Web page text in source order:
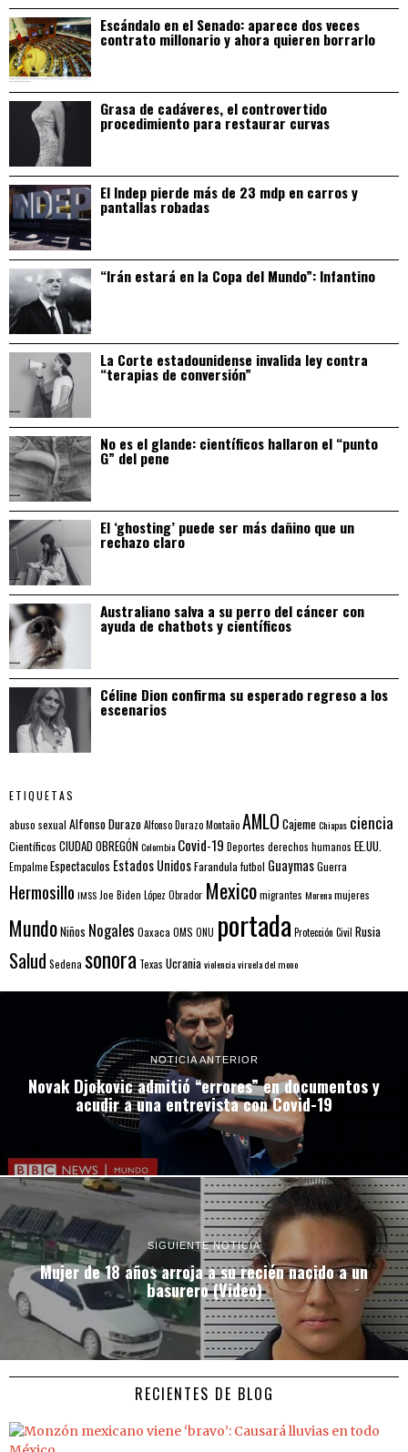
Escándalo en el Senado: aparece dos veces
contrato millonario y ahora quieren borrarlo
Grasa de cadáveres, el controvertido
procedimiento para restaurar curvas
El Indep pierde más de 23 mdp en carros y
pantallas robadas
“Irán estará en la Copa del Mundo”: Infantino
La Corte estadounidense invalida ley contra
“terapias de conversión”
No es el glande: científicos hallaron el “punto
G” del pene
El ‘ghosting’ puede ser más dañino que un
rechazo claro
Australiano salva a su perro del cáncer con
ayuda de chatbots y científicos
Céline Dion confirma su esperado regreso a los
escenarios
ETIQUETAS
abuso sexual Alfonso DurazoAlfonso Durazo MontañoAMLO CajemeChiapas ciencia
Científicos CIUDAD OBREGÓNColombia Covid-19 Deportes derechos humanos EE.UU.
EmpalmeEspectaculos Estados UnidosFarandulafutbol GuaymasGuerra
Hermosillo IMSS Joe Biden López Obrador Mexicomigrantes Morenamujeres
MundoNiños Nogales Oaxaca OMS ONU portada Protección Civil Rusia
Salud Sedena sonora Texas Ucraniaviolenciaviruela del mono
NOTICIA ANTERIOR
Novak Djokovic admitió “errores” en documentos y
acudir a una entrevista con Covid-19
SIGUIENTE NOTICIA
Mujer de 18 años arroja a su recién nacido a un
basurero (Video)
RECIENTES DE BLOG